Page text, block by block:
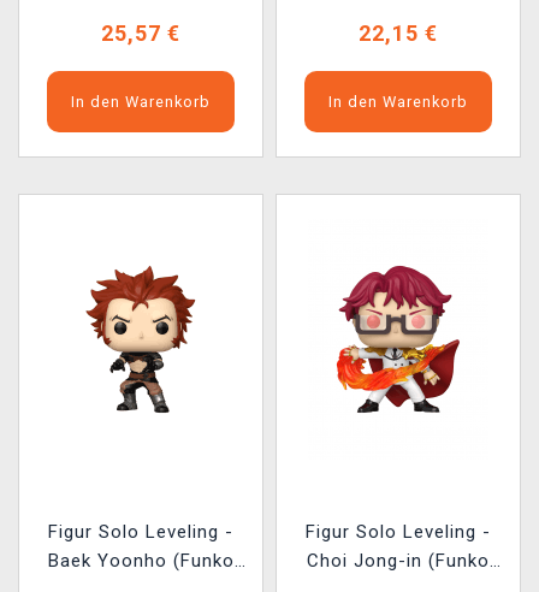
25,57 €
In den Warenkorb
22,15 €
In den Warenkorb
Figur Solo Leveling -
Baek Yoonho (Funko
Figur Solo Leveling -
Choi Jong-in (Funko